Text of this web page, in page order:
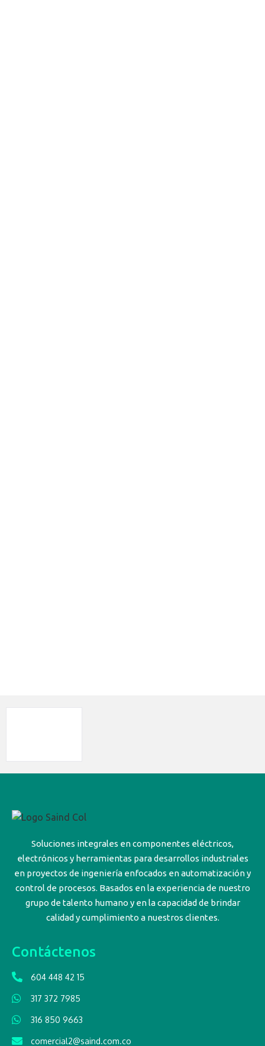
Soluciones integrales en componentes eléctricos,
electrónicos y herramientas para desarrollos industriales
en proyectos de ingeniería enfocados en automatización y
control de procesos. Basados en la experiencia de nuestro
grupo de talento humano y en la capacidad de brindar
calidad y cumplimiento a nuestros clientes.
Contáctenos
604 448 42 15
317 372 7985
316 850 9663
comercial2@saind.com.co